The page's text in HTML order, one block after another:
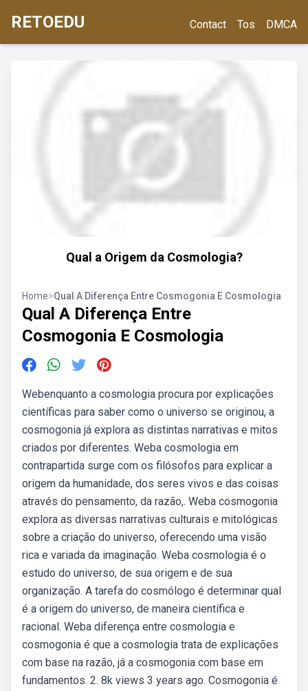
RETOEDU Contact Tos DMCA
Qual a Origem da Cosmologia?
Home>Qual A Diferença Entre Cosmogonia E Cosmologia
Qual A Diferença Entre
Cosmogonia E Cosmologia
Webenquanto a cosmologia procura por explicações
científicas para saber como o universo se originou, a
cosmogonia já explora as distintas narrativas e mitos
criados por diferentes. Weba cosmologia em
contrapartida surge com os filósofos para explicar a
origem da humanidade, dos seres vivos e das coisas
através do pensamento, da razão,. Weba cosmogonia
explora as diversas narrativas culturais e mitológicas
sobre a criação do universo, oferecendo uma visão
rica e variada da imaginação. Weba cosmologia é o
estudo do universo, de sua origem e de sua
organização. A tarefa do cosmólogo é determinar qual
é a origem do universo, de maneira científica e
racional. Weba diferença entre cosmologia e
cosmogonia é que a cosmologia trata de explicações
com base na razão, já a cosmogonia com base em
fundamentos. 2. 8k views 3 years ago. Cosmogonia é